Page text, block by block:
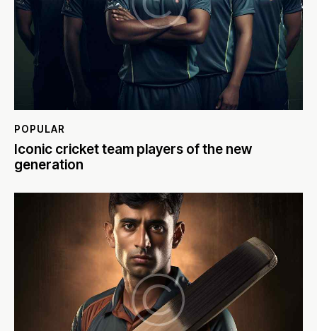
POPULAR
Iconic cricket team players of the new
generation